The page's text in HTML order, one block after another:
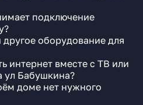
подключение
оборудование для
интернет вместе с ТВ или
ул Бабушкина?
доме нет нужного